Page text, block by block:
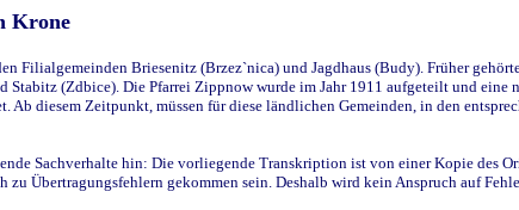
Krone
Filialgemeinden Briesenitz (Brzez`nica) und Jagdhaus (Budy). Früher
(Zdbice). Die Pfarrei Zippnow wurde im Jahr 1911 aufgeteilt und
diesem Zeitpunkt, müssen für diese ländlichen Gemeinden, in den
Sachverhalte hin: Die vorliegende Transkription ist von einer Kopie des
Übertragungsfehlern gekommen sein. Deshalb wird kein Anspruch auf